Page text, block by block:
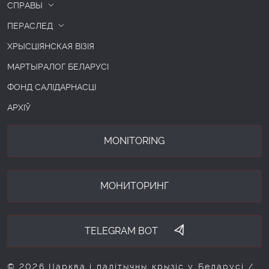
СПРАВЫ
ПЕРАСЛЕД
ХРЫСЦІЯНСКАЯ ВІЗІЯ
МАРТЫРАЛОГ БЕЛАРУСІ
ФОНД САЛІДАРНАСЦІ
АРХІЎ
MONITORING
МОНИТОРИНГ
TELEGRAM BOT
© 2026 Царква і палітычны крызіс у Беларусі /